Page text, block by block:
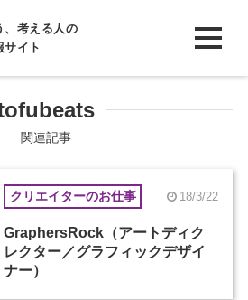
、考える人の
サイト
関連記事
クリエイターのお仕事 18/3/22
GraphersRock（アートディク
レクター／グラフィックデザイ
ナー）